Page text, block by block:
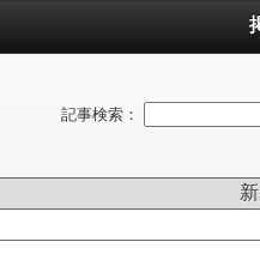
記事検索：